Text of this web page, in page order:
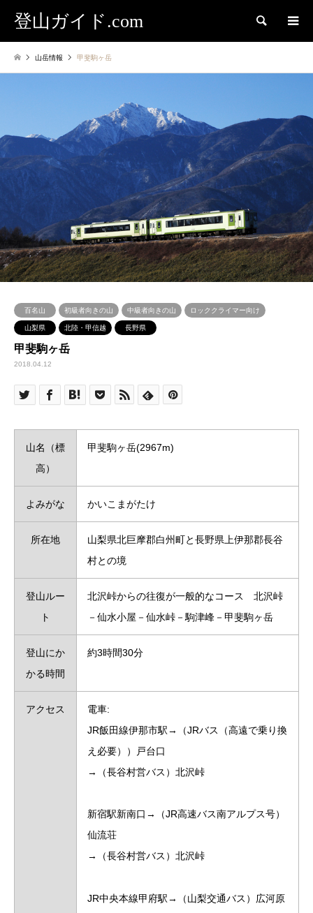
登山ガイド.com 検索
山岳情報 甲斐駒ヶ岳
百名山 初級者向きの山 中級者向きの山 ロッククライマー向け
山梨県 北陸・甲信越 長野県
甲斐駒ヶ岳
2018.04.12
山名（標
高）
甲斐駒ヶ岳(2967m)
よみがな かいこまがたけ
所在地
山梨県北巨摩郡白州町と長野県上伊那郡長谷
村との境
登山ルー
ト
北沢峠からの往復が一般的なコース 北沢峠
－仙水小屋－仙水峠－駒津峰－甲斐駒ヶ岳
登山にか
かる時間
約3時間30分
アクセス
電車:
JR飯田線伊那市駅→（JRバス（高遠で乗り換
え必要））戸台口
→（長谷村営バス）北沢峠
新宿駅新南口→（JR高速バス南アルプス号）
仙流荘
→（長谷村営バス）北沢峠
JR中央本線甲府駅→（山梨交通バス）広河原